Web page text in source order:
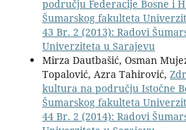
području Federacije Bosne i
Šumarskog fakulteta
43 Br. 2 (2013): Radovi
Univerziteta u Sarajevu
Mirza Dautbašić, Osman
Topalović, Azra Tahirović,
kultura na području Istočne
Šumarskog fakulteta
44 Br. 2 (2014): Radovi